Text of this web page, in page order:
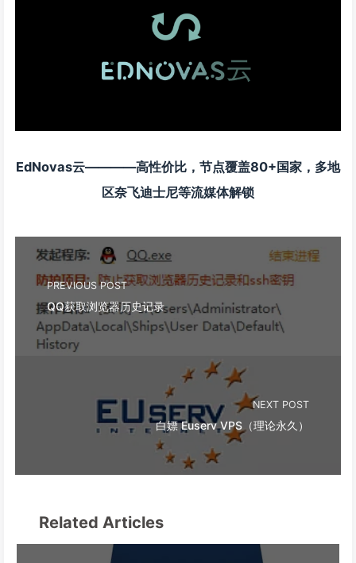
EdNovas云————高性价比，节点覆盖80+国家，多地
区奈飞迪士尼等流媒体解锁
PREVIOUS POST
QQ获取浏览器历史记录
NEXT POST
白嫖 Euserv VPS（理论永久）
Related Articles